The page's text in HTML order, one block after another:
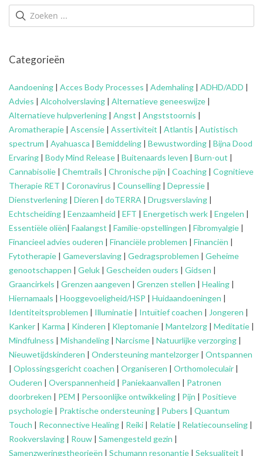
Categorieën
Aandoening | Acces Body Processes | Ademhaling | ADHD/ADD |
Advies | Alcoholverslaving | Alternatieve geneeswijze |
Alternatieve hulpverlening | Angst | Angststoornis |
Aromatherapie | Ascensie | Assertiviteit | Atlantis | Autistisch
spectrum | Ayahuasca | Bemiddeling | Bewustwording | Bijna Dood
Ervaring | Body Mind Release | Buitenaards leven | Burn-out |
Cannabisolie | Chemtrails | Chronische pijn | Coaching | Cognitieve
Therapie RET | Coronavirus | Counselling | Depressie |
Dienstverlening | Dieren | doTERRA | Drugsverslaving |
Echtscheiding | Eenzaamheid | EFT | Energetisch werk | Engelen |
Essentiële oliën| Faalangst | Familie-opstellingen | Fibromyalgie |
Financieel advies ouderen | Financiële problemen | Financiën |
Fytotherapie | Gameverslaving | Gedragsproblemen | Geheime
genootschappen | Geluk | Gescheiden ouders | Gidsen |
Graancirkels | Grenzen aangeven | Grenzen stellen | Healing |
Hiernamaals | Hooggevoeligheid/HSP | Huidaandoeningen |
Identiteitsproblemen | Illuminatie | Intuïtief coachen | Jongeren |
Kanker | Karma | Kinderen | Kleptomanie | Mantelzorg | Meditatie |
Mindfulness | Mishandeling | Narcisme | Natuurlijke verzorging |
Nieuwetijdskinderen | Ondersteuningmantelzorger | Ontspannen
| Oplossingsgericht coachen | Organiseren | Orthomoleculair |
Ouderen | Overspannenheid | Paniekaanvallen | Patronen
doorbreken | PEM | Persoonlijke ontwikkeling | Pijn | Positieve
psychologie | Praktische ondersteuning | Pubers | Quantum
Touch | Reconnective Healing | Reiki | Relatie | Relatiecounseling |
Rookverslaving | Rouw | Samengesteld gezin |
Samenzweringstheorieën | Schumann resonantie | Seksualiteit |